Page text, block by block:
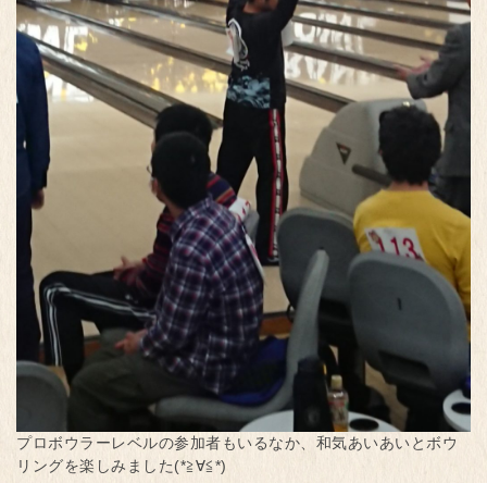
プロボウラーレベルの参加者もいるなか、和気あいあいとボウ
リングを楽しみました(*≧∀≦*)